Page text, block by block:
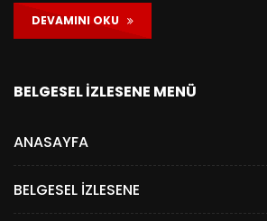
DEVAMINI OKU
BELGESEL İZLESENE MENÜ
ANASAYFA
BELGESEL İZLESENE